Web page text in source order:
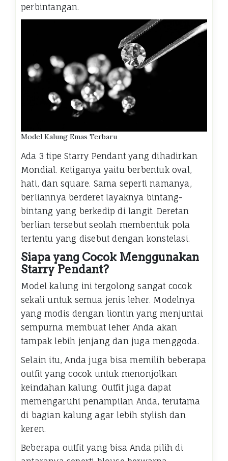
perbintangan.
Model Kalung Emas Terbaru
Ada 3 tipe Starry Pendant yang dihadirkan
Mondial. Ketiganya yaitu berbentuk oval,
hati, dan square. Sama seperti namanya,
berliannya berderet layaknya bintang-
bintang yang berkedip di langit. Deretan
berlian tersebut seolah membentuk pola
tertentu yang disebut dengan konstelasi.
Siapa yang Cocok Menggunakan
Starry Pendant?
Model kalung ini tergolong sangat cocok
sekali untuk semua jenis leher. Modelnya
yang modis dengan liontin yang menjuntai
sempurna membuat leher Anda akan
tampak lebih jenjang dan juga menggoda.
Selain itu, Anda juga bisa memilih beberapa
outfit yang cocok untuk menonjolkan
keindahan kalung. Outfit juga dapat
memengaruhi penampilan Anda, terutama
di bagian kalung agar lebih stylish dan
keren.
Beberapa outfit yang bisa Anda pilih di